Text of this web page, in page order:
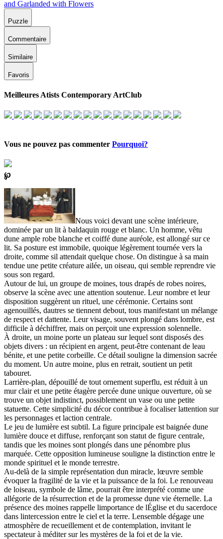
Puzzle
Commentaire
Similaire
Favoris
Meilleures Atists Contemporary ArtClub
Vous ne pouvez pas commenter Pourquoi?
℘
Nous voici devant une scène intérieure,
dominée par un lit à baldaquin rouge et blanc. Un homme, vêtu
dune ample robe blanche et coiffé dune auréole, est allongé sur ce
lit. Sa posture est immobile, quoique légèrement tournée vers la
droite, comme sil attendait quelque chose. On distingue à sa main
tendue une petite créature ailée, un oiseau, qui semble reprendre vie
sous son regard.
Autour de lui, un groupe de moines, tous drapés de robes noires,
observe la scène avec une attention soutenue. Leur nombre et leur
disposition suggèrent un rituel, une cérémonie. Certains sont
agenouillés, dautres se tiennent debout, tous manifestant un mélange
de respect et dattente. Leur visage, souvent plongé dans lombre, est
difficile à déchiffrer, mais on perçoit une expression solennelle.
À droite, un moine porte un plateau sur lequel sont disposés des
objets divers : un récipient en argent, peut-être contenant de leau
bénite, et une petite corbeille. Ce détail souligne la dimension sacrée
du moment. Un autre moine, plus en retrait, soutient un petit
tabouret.
Larrière-plan, dépouillé de tout ornement superflu, est réduit à un
mur clair et une petite étagère percée dune unique ouverture, où se
trouve un objet indistinct, possiblement un vase ou une petite
statuette. Cette simplicité du décor contribue à focaliser lattention sur
les personnages et laction centrale.
Le jeu de lumière est subtil. La figure principale est baignée dune
lumière douce et diffuse, renforçant son statut de figure centrale,
tandis que les moines sont plongés dans une pénombre plus
marquée. Cette opposition lumineuse souligne la distinction entre le
monde spirituel et le monde terrestre.
Au-delà de la simple représentation dun miracle, lœuvre semble
évoquer la fragilité de la vie et la puissance de la foi. Le renouveau
de loiseau, symbole de lâme, pourrait être interprété comme une
allégorie de la résurrection et de la promesse dune vie éternelle. La
présence des moines rappelle limportance de lÉglise et du sacerdoce
dans lintercession entre le ciel et la terre. Lensemble dégage une
atmosphère de recueillement et de contemplation, invitant le
spectateur à méditer sur les mystères de la foi et de la vie.